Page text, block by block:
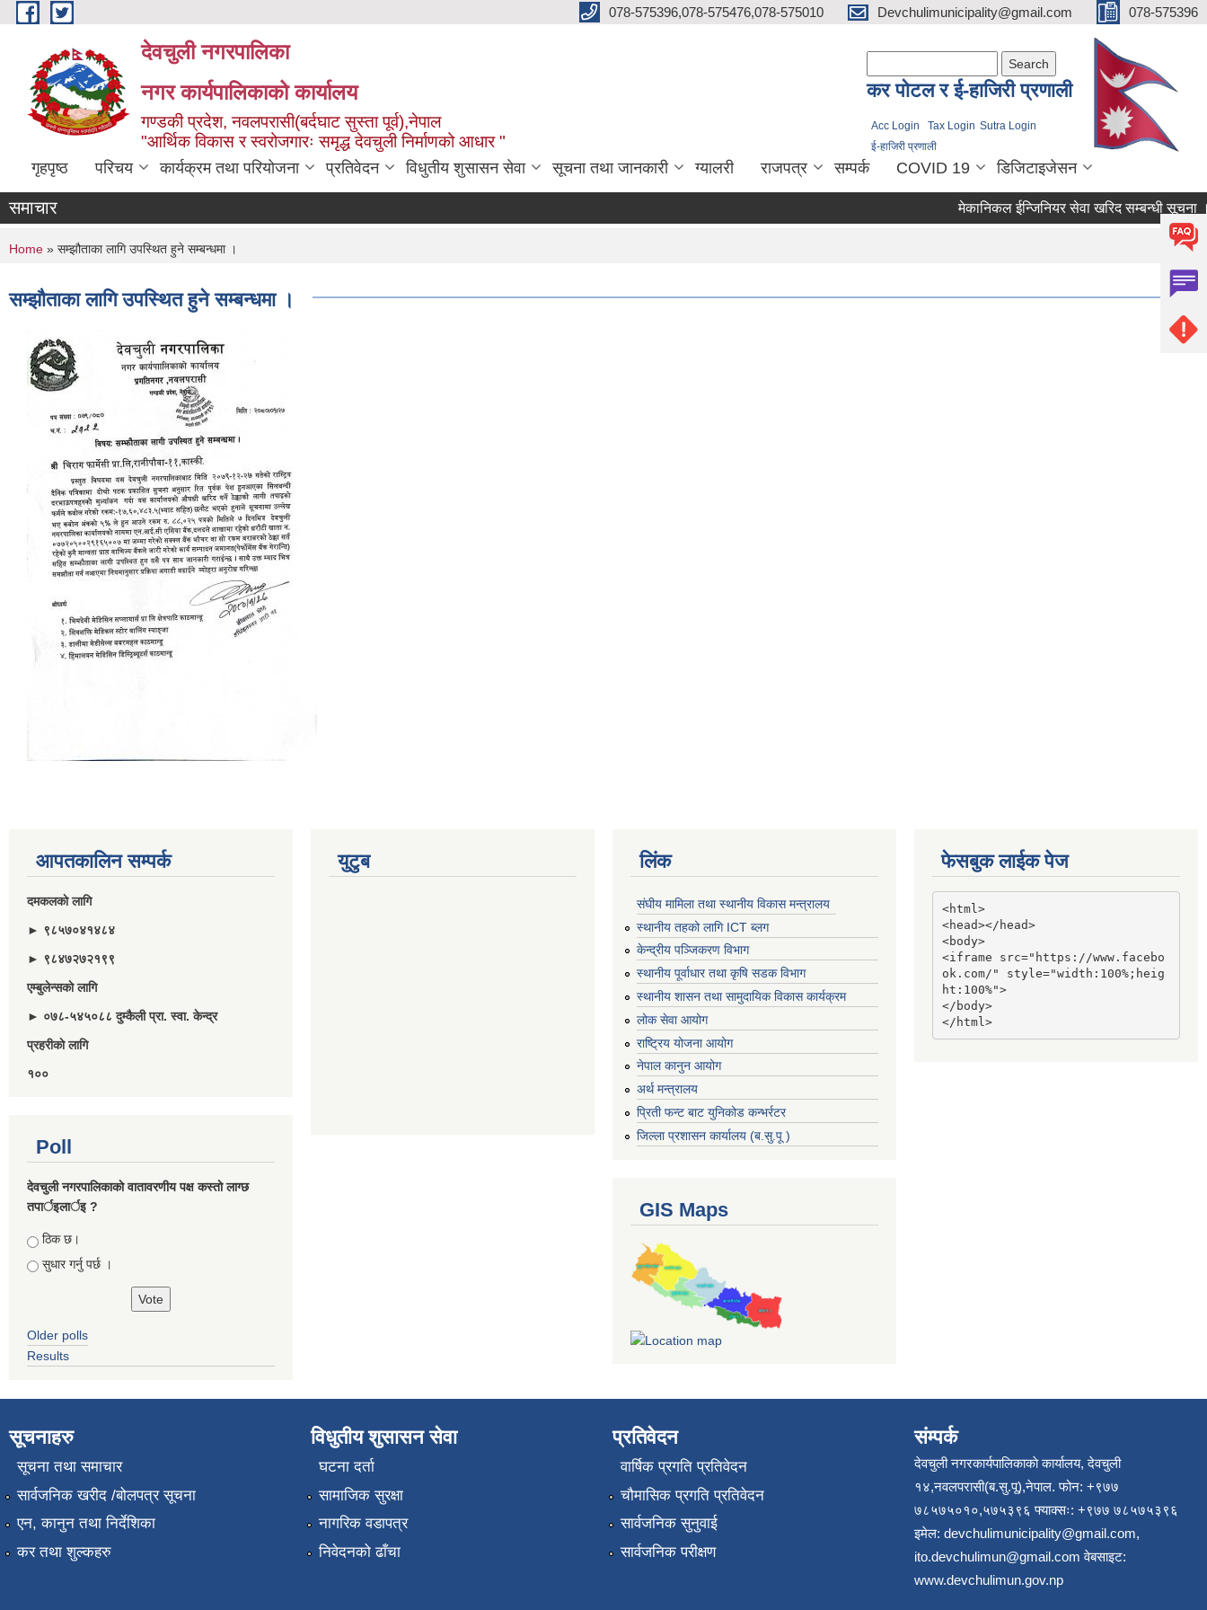
Skip to main content 078-575396,078-575476,078-575010 Devchulimunicipality@gmail.com 078-575396
देवचुली नगरपालिका
नगर कार्यपालिकाको कार्यालय
गण्डकी प्रदेश, नवलपरासी(बर्दघाट सुस्ता पूर्व),नेपाल
"आर्थिक विकास र स्वरोजगारः समृद्ध देवचुली निर्माणको आधार "
कर पाेटल र ई-हाजिरी प्रणाली
Acc Login Tax Login Sutra Login
ई-हाजिरी प्रणाली
गृहपृष्ठ परिचय कार्यक्रम तथा परियोजना प्रतिवेदन विधुतीय शुसासन सेवा सूचना तथा जानकारी ग्यालरी राजपत्र सम्पर्क COVID 19 डिजिटाइजेसन
समाचार मेकानिकल ईन्जिनियर सेवा खरिद सम्बन्धी सूचना ।
You are here
Home » सम्झौताका लागि उपस्थित हुने सम्बन्धमा ।
सम्झौताका लागि उपस्थित हुने सम्बन्धमा ।
आपतकालिन सम्पर्क
दमकलकाे लागि
► ९८५७०४१४८४
► ९८४७२७२१९९
एम्बुलेन्सकाे लागि
► ०७८-५४५०८८ दुम्कैली प्रा. स्वा. केन्द्र
प्रहरीकाे लागि
१००
Poll
देवचुली नगरपालिकाकाे वातावरणीय पक्ष कस्ताे लाग्छ
तपार्इलार्इ ?
Choices
ठिक छ।
सुधार गर्नु पर्छ ।
Older polls
Results
युटुब लिंक
संघीय मामिला तथा स्थानीय विकास मन्त्रालय
स्थानीय तहको लागि ICT ब्लग
केन्द्रीय पञ्जिकरण विभाग
स्थानीय पूर्वाधार तथा कृषि सडक विभाग
स्थानीय शासन तथा सामुदायिक विकास कार्यक्रम
लोक सेवा आयोग
राष्ट्रिय योजना आयोग
नेपाल कानुन आयोग
अर्थ मन्त्रालय
प्रिती फन्ट बाट युनिकोड कन्भर्रटर
जिल्ला प्रशासन कार्यालय (ब.सु.पू )
GIS Maps
फेसबुक लाईक पेज
<html>
<head></head>
<body>
<iframe src="https://www.facebo
ok.com/" style="width:100%;heig
ht:100%">
</body>
</html>
सूचनाहरु
सूचना तथा समाचार
सार्वजनिक खरीद /बोलपत्र सूचना
एन, कानुन तथा निर्देशिका
कर तथा शुल्कहरु
विधुतीय शुसासन सेवा
घटना दर्ता
सामाजिक सुरक्षा
नागरिक वडापत्र
निवेदनको ढाँचा
प्रतिवेदन
वार्षिक प्रगति प्रतिवेदन
चौमासिक प्रगति प्रतिवेदन
सार्वजनिक सुनुवाई
सार्वजनिक परीक्षण
संम्पर्क
देवचुली नगरकार्यपालिकाकाे कार्यालय, देवचुली
१४,नवलपरासी(ब.सु.पू),नेपाल. फोन: +९७७
७८५७५०१०,५७५३९६ फ्याक्सः: +९७७ ७८५७५३९६
इमेल: devchulimunicipality@gmail.com,
ito.devchulimun@gmail.com वेबसाइट:
www.devchulimun.gov.np